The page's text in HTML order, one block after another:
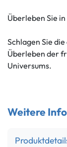
Überleben Sie
Schlagen Sie
Überleben der
Universums.
Weitere